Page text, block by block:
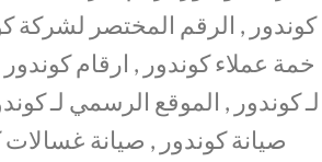
كوندور , الرقم المختصر لشركة
خمة عملاء كوندور , ارقام كوندور
لـ كوندور , الموقع الرسمي لـ
صيانة كوندور , صيانة